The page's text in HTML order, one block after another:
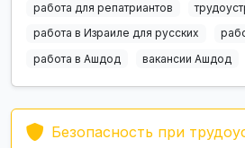
работа для репатриантов
работа в Израиле для русских
работа в Ашдод
вакансии Ашдод
Безопасность при